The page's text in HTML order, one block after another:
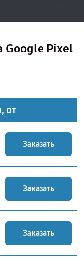
Google Pixel
от
Заказать
Заказать
Заказать